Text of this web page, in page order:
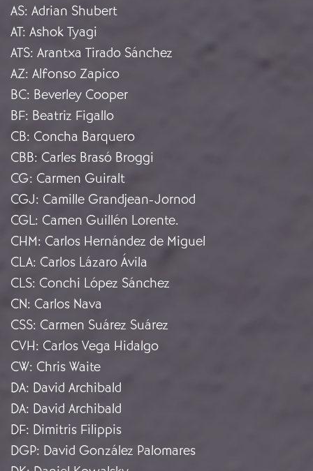
AS: Adrian Shubert
AT: Ashok Tyagi
ATS: Arantxa Tirado Sánchez
AZ: Alfonso Zapico
BC: Beverley Cooper
BF: Beatriz Figallo
CB: Concha Barquero
CBB: Carles Brasó Broggi
CG: Carmen Guiralt
CGJ: Camille Grandjean-Jornod
CGL: Camen Guillén Lorente.
CHM: Carlos Hernández de Miguel
CLA: Carlos Lázaro Ávila
CLS: Conchi López Sánchez
CN: Carlos Nava
CSS: Carmen Suárez Suárez
CVH: Carlos Vega Hidalgo
CW: Chris Waite
DA: David Archibald
DA: David Archibald
DF: Dimitris Filippis
DGP: David González Palomares